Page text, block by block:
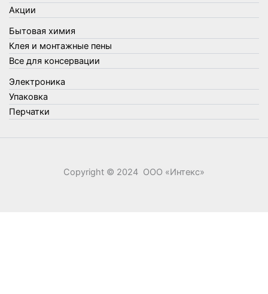
Акции
Бытовая химия
Клея и монтажные пены
Все для консервации
Электроника
Упаковка
Перчатки
Copyright © 2024 ООО «‎Интекс»‎